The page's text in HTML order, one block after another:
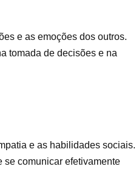
e as emoções dos outros.
tomada de decisões e na
e as habilidades sociais.
se comunicar efetivamente